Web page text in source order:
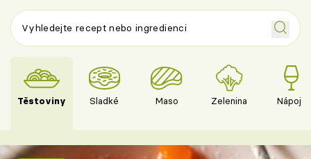
Těstoviny Sladké Maso Zelenina Nápoje